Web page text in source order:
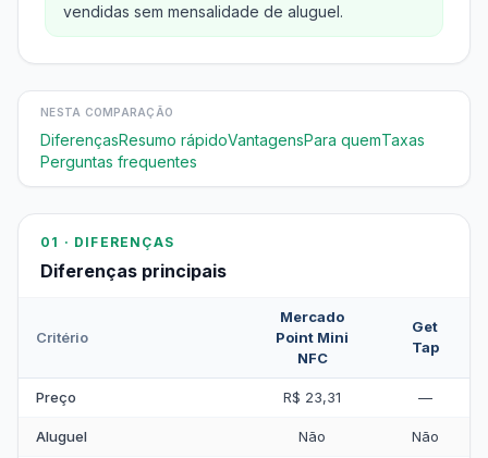
vendidas sem mensalidade de aluguel.
NESTA COMPARAÇÃO
DiferençasResumo rápidoVantagensPara quemTaxas
Perguntas frequentes
01 · DIFERENÇAS
Diferenças principais
Critério
Mercado
Point Mini
NFC
Get
Tap
Preço R$ 23,31 —
Aluguel Não Não